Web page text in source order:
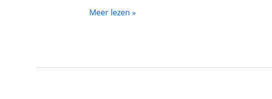
tussen
Apparaten
Meer lezen »